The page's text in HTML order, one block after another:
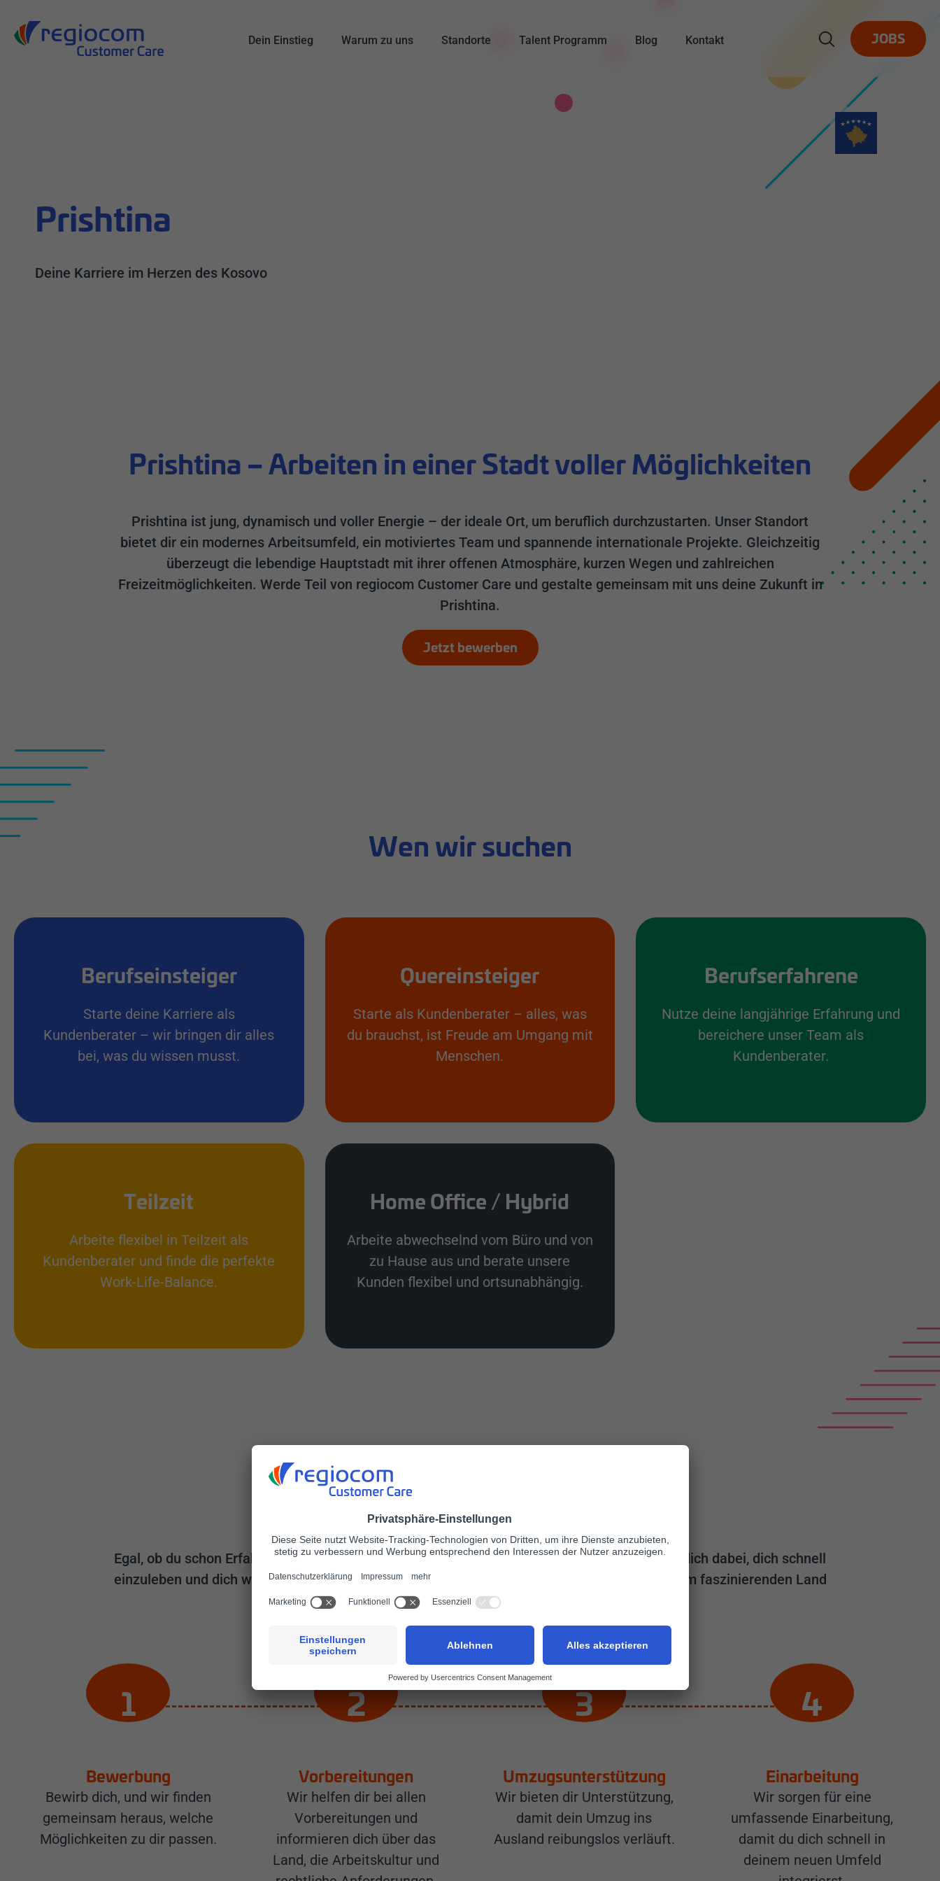
Dein Einstieg Warum zu uns Standorte Talent Programm Blog Kontakt
Suche JOBS
Prishtina
Deine Karriere im Herzen des Kosovo
Prishtina – Arbeiten in einer Stadt voller Möglichkeiten
Prishtina ist jung, dynamisch und voller Energie – der ideale Ort, um beruflich durchzustarten. Unser Standort
bietet dir ein modernes Arbeitsumfeld, ein motiviertes Team und spannende internationale Projekte. Gleichzeitig
überzeugt die lebendige Hauptstadt mit ihrer offenen Atmosphäre, kurzen Wegen und zahlreichen
Freizeitmöglichkeiten. Werde Teil von regiocom Customer Care und gestalte gemeinsam mit uns deine Zukunft in
Prishtina.
Jetzt bewerben
Wen wir suchen
Berufseinsteiger
Starte deine Karriere als
Kundenberater – wir bringen dir alles
bei, was du wissen musst.
Quereinsteiger
Starte als Kundenberater – alles, was
du brauchst, ist Freude am Umgang mit
Menschen.
Berufserfahrene
Nutze deine langjährige Erfahrung und
bereichere unser Team als
Kundenberater.
Teilzeit
Arbeite flexibel in Teilzeit als
Kundenberater und finde die perfekte
Work-Life-Balance.
Home Office / Hybrid
Arbeite abwechselnd vom Büro und von
zu Hause aus und berate unsere
Kunden flexibel und ortsunabhängig.
Auswandern in den Kosovo
Egal, ob du schon Erfahrung im Kosovo hast oder zum ersten Mal hier bist, wir unterstützen dich dabei, dich schnell
einzuleben und dich wie zu Hause zu fühlen. Unser Team ist bereit, um dir den Start in diesem faszinierenden Land
so angenehm wie möglich zu gestalten.
Bewerbung
Bewirb dich, und wir finden
gemeinsam heraus, welche
Möglichkeiten zu dir passen.
Vorbereitungen
Wir helfen dir bei allen
Vorbereitungen und
informieren dich über das
Land, die Arbeitskultur und
Umzugsunterstützung
Wir bieten dir Unterstützung,
damit dein Umzug ins
Ausland reibungslos verläuft.
Einarbeitung
Wir sorgen für eine
umfassende Einarbeitung,
damit du dich schnell in
deinem neuen Umfeld